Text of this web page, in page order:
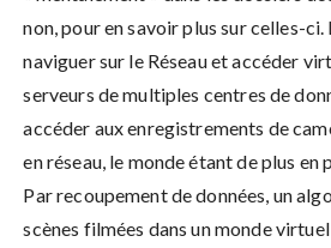
non, pour en savoir plus sur celles-ci.
naviguer sur le Réseau et accéder
serveurs de multiples centres de
accéder aux enregistrements de
en réseau, le monde étant de plus en
Par recoupement de données, un
scènes filmées dans un monde